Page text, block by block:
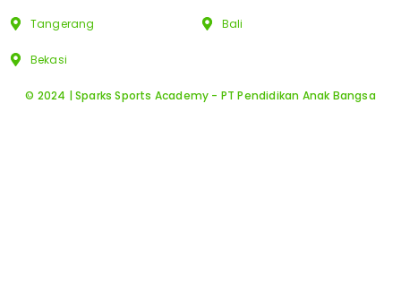
Tangerang
Bekasi
Bali
© 2024 | Sparks Sports Academy - PT Pendidikan Anak Bangsa